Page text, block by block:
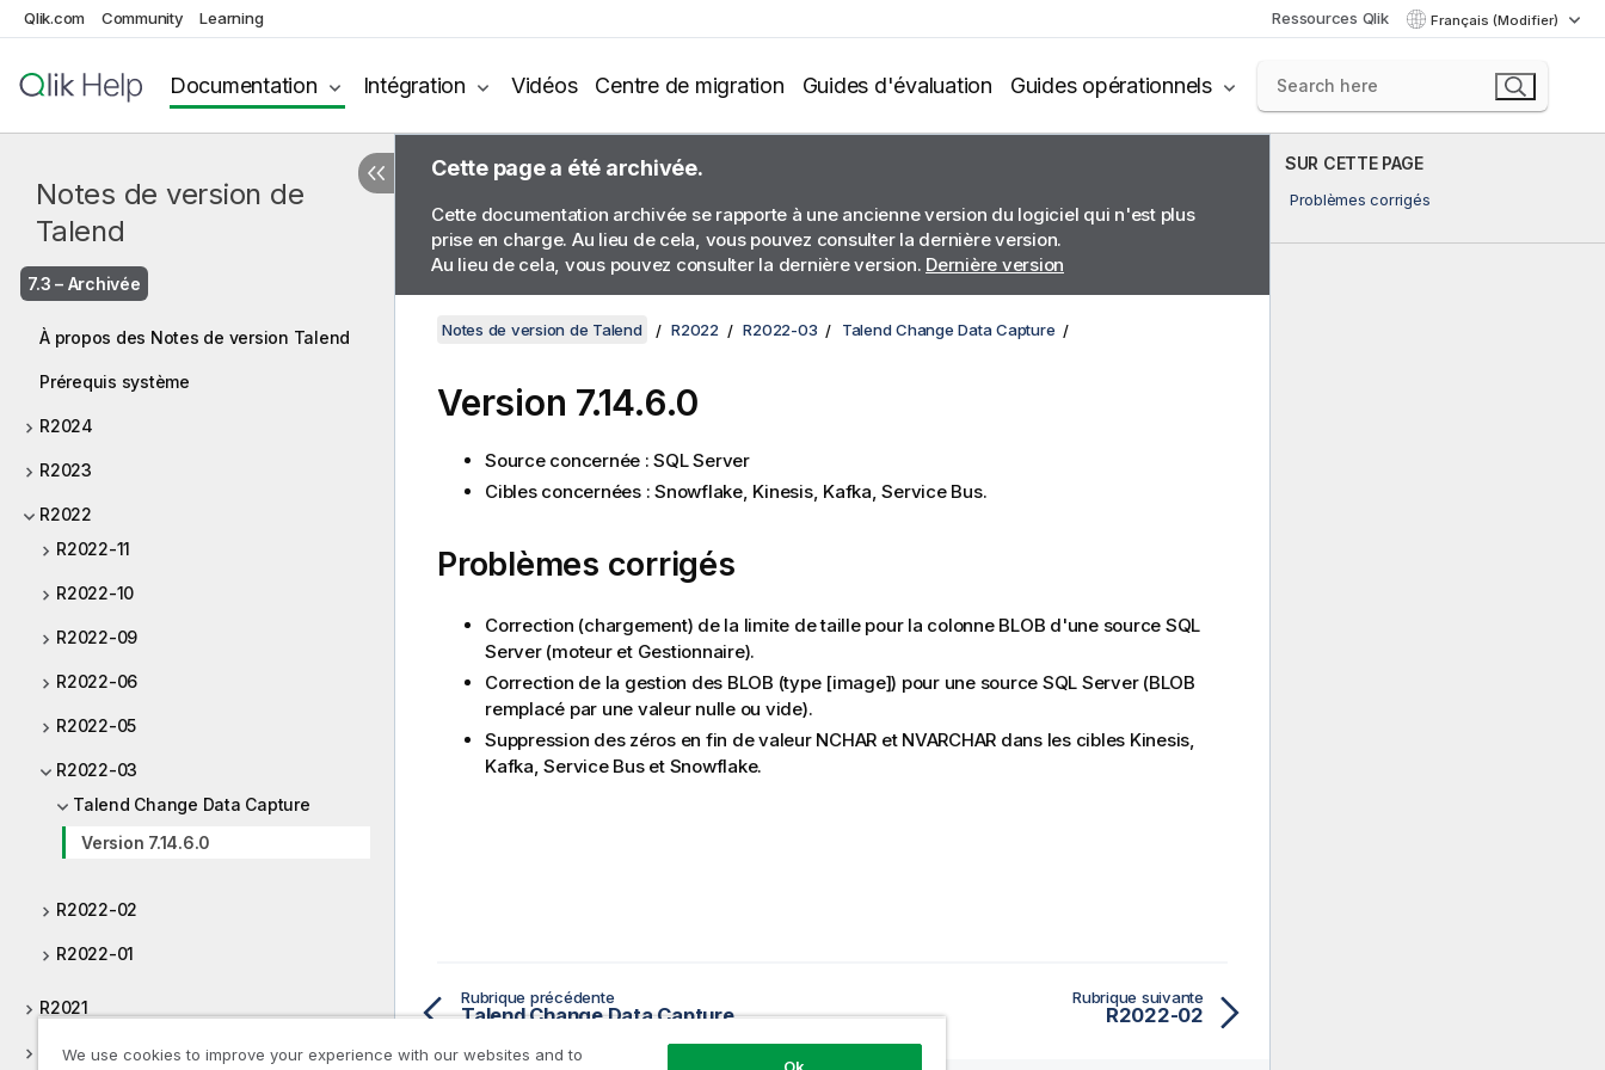
Qlik.com Community Learning Ressources Qlik Français (Modifier)
Documentation Intégration Vidéos Centre de migration Guides d'évaluation Guides opérationnels
Notes de version de
Talend
7.3 – Archivée
À propos des Notes de version Talend
Prérequis système
R2024
R2023
R2022
R2022-11
R2022-10
R2022-09
R2022-06
R2022-05
R2022-03
Talend Change Data Capture
Version 7.14.6.0
R2022-02
R2022-01
R2021
R2020
SUR CETTE PAGE
Problèmes corrigés
Cette page a été archivée.
Cette documentation archivée se rapporte à une ancienne version du logiciel qui n'est plus
prise en charge. Au lieu de cela, vous pouvez consulter la dernière version.
Au lieu de cela, vous pouvez consulter la dernière version. Dernière version
Notes de version de Talend R2022 R2022-03 Talend Change Data Capture
Version 7.14.6.0
Source concernée : SQL Server
Cibles concernées : Snowflake, Kinesis, Kafka, Service Bus.
Problèmes corrigés
Correction (chargement) de la limite de taille pour la colonne BLOB d'une source SQL
Server (moteur et Gestionnaire).
Correction de la gestion des BLOB (type [image]) pour une source SQL Server (BLOB
remplacé par une valeur nulle ou vide).
Suppression des zéros en fin de valeur NCHAR et NVARCHAR dans les cibles Kinesis,
Kafka, Service Bus et Snowflake.
Rubrique précédente
Talend Change Data Capture
Rubrique suivante
R2022-02
We use cookies to improve your experience with our websites and to